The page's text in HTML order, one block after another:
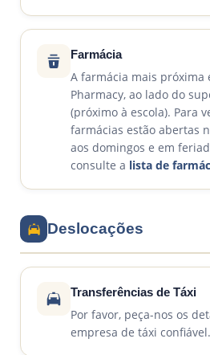
Farmácia
A farmácia mais próxima
Pharmacy, ao lado do
(próximo à escola). Para
farmácias estão abertas
aos domingos e em
consulte a lista de
Deslocações
Transferências de Táxi
Por favor, peça-nos os
empresa de táxi confiável.